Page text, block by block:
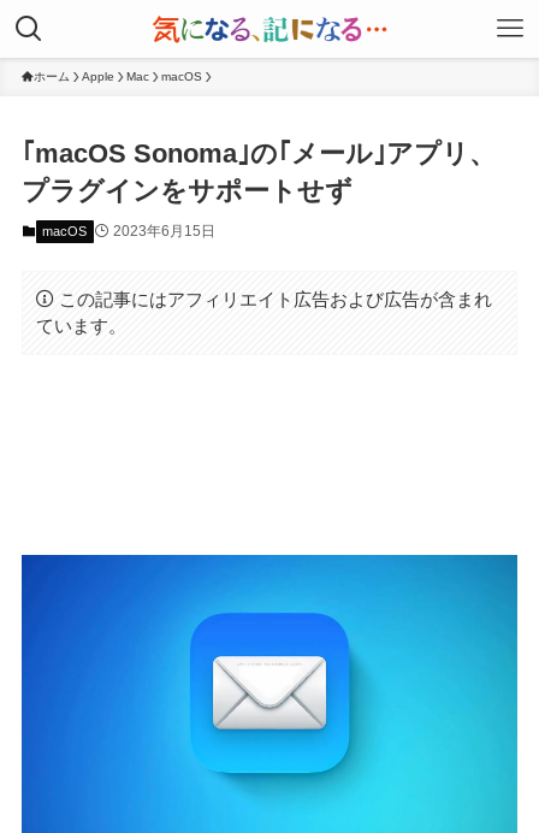
ホーム Apple Mac macOS
｢macOS Sonoma｣の｢メール｣アプリ、
プラグインをサポートせず
macOS 2023年6月15日
この記事にはアフィリエイト広告および広告が含まれ
ています。